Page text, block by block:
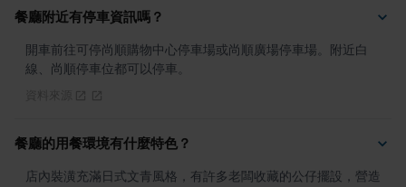
餐廳附近有停車資訊嗎？
開車前往可停尚順購物中心停車場或尚順廣場停車場。附近白
線、尚順停車位都可以停車。
餐廳的用餐環境有什麼特色？
店內裝潢充滿日式文青風格，有許多老闆收藏的公仔擺設，營造